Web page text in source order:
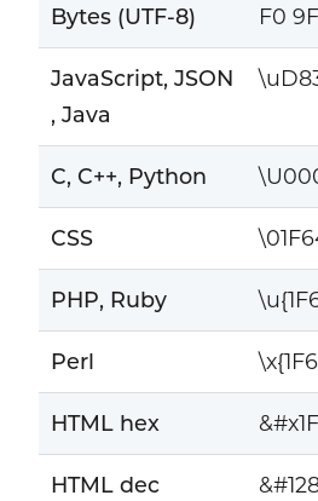
Bytes (UTF-8) F0
JavaScript, JSON
, Java
C, C++, Python
CSS
PHP, Ruby
Perl
HTML hex
HTML dec